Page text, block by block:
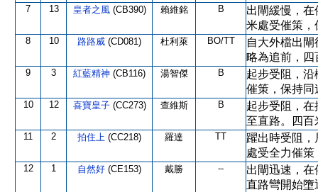
7 13 皇者之風 (CB390) 賴維銘 B
出閘緩慢，
米處受催策，
8 10 路路威 (CD081) 杜利萊 BO/TT
自大外檔出
略為追前，四
9 3 紅藍精神 (CB116) 湯智傑 B
起步受阻，
催策，保持同
10 12 喜寶皇子 (CC273) 查維斯 B
起步受阻，
至直路。四百
11 2 拍住上 (CC218) 羅達 TT
躍出時受阻
處受全力催
12 1 自然好 (CE153) 戴勝 --
出閘迅速，
直路彎開始墮